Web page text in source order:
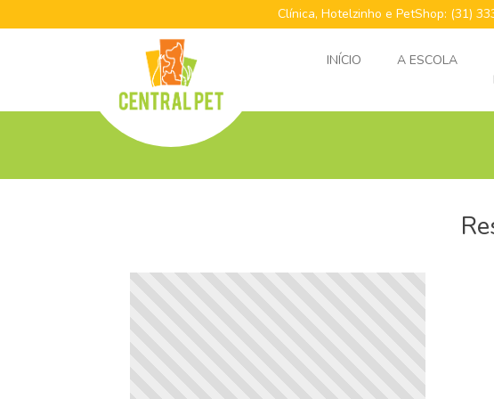
Clínica, Hotelzinho e PetShop: (31)
INÍCIO A ESCOLA